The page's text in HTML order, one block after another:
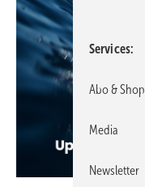
Services
Abo & Shop
Media
Newsletter